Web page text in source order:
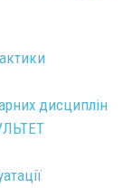
дисциплін